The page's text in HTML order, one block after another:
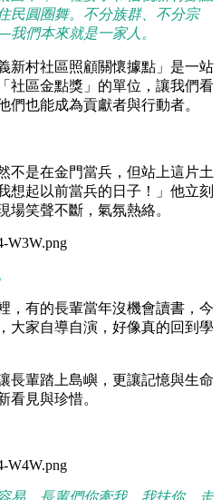
民圓圈舞。不分族群、不分宗
們本來就是一家人。
村社區照顧關懷據點」是一站
社區金點獎」的單位，讓我們看
們也能成為貢獻者與行動者。
是在金門當兵，但站上這片土
想起以前當兵的日子！」他立刻
場笑聲不斷，氣氛熱絡。
有的長輩當年沒機會讀書，今
大家自導自演，好像真的回到學
輩踏上島嶼，更讓記憶與生命
看見與珍惜。